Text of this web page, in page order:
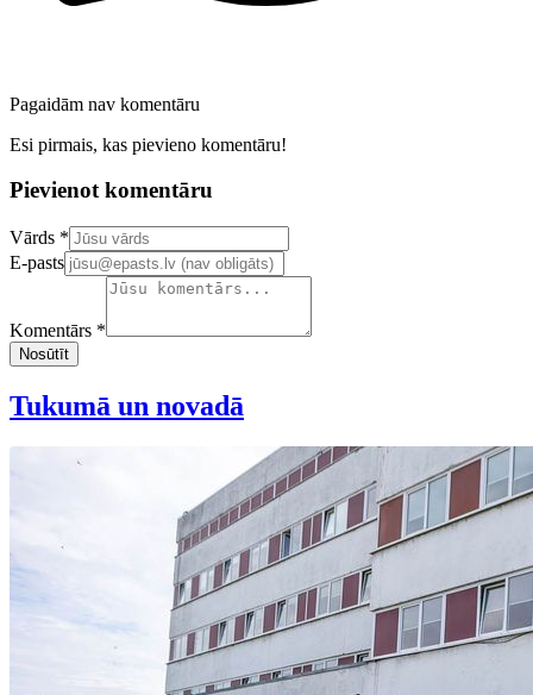
Pagaidām nav komentāru
Esi pirmais, kas pievieno komentāru!
Pievienot komentāru
Confirm your email address
Vārds *
E-pasts
Komentārs *
Nosūtīt
Tukumā un novadā